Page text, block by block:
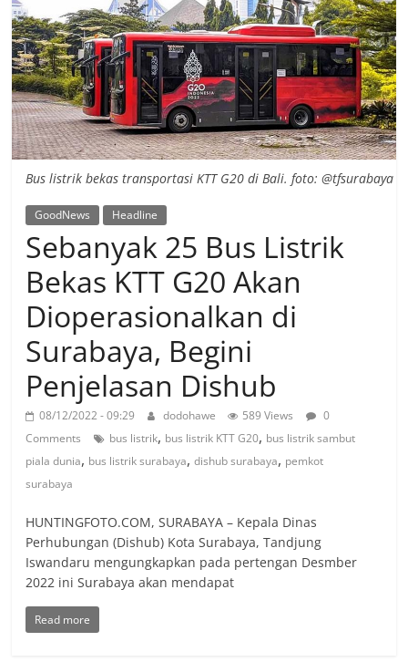
Bus listrik bekas transportasi KTT G20 di Bali. foto: @tfsurabaya
GoodNews Headline
Sebanyak 25 Bus Listrik
Bekas KTT G20 Akan
Dioperasionalkan di
Surabaya, Begini
Penjelasan Dishub
08/12/2022 - 09:29 dodohawe 589 Views
0
Comments
bus listrik, bus listrik KTT G20, bus listrik sambut
piala dunia, bus listrik surabaya,dishub surabaya, pemkot
surabaya
HUNTINGFOTO.COM, SURABAYA – Kepala Dinas
Perhubungan (Dishub) Kota Surabaya, Tandjung
Iswandaru mengungkapkan pada pertengan Desmber
2022 ini Surabaya akan mendapat
Read more